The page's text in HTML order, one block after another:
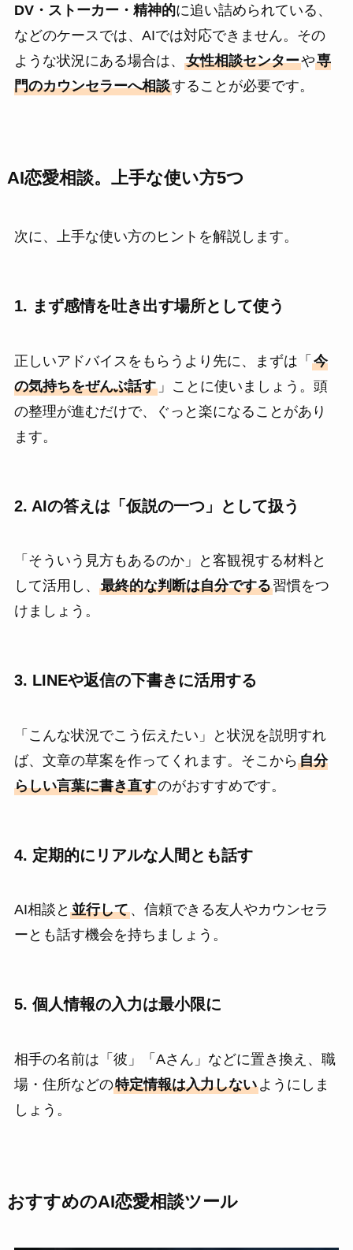
DV・ストーカー・精神的に追い詰められている、
などのケースでは、AIでは対応できません。その
ような状況にある場合は、 女性相談センターや専
門のカウンセラーへ相談することが必要です。
AI恋愛相談。上手な使い方5つ
次に、上手な使い方のヒントを解説します。
1. まず感情を吐き出す場所として使う
正しいアドバイスをもらうより先に、まずは「 今
の気持ちをぜんぶ話す」ことに使いましょう。頭
の整理が進むだけで、ぐっと楽になることがあり
ます。
2. AIの答えは「仮説の一つ」として扱う
「そういう見方もあるのか」と客観視する材料と
して活用し、 最終的な判断は自分でする習慣をつ
けましょう。
3. LINEや返信の下書きに活用する
「こんな状況でこう伝えたい」と状況を説明すれ
ば、文章の草案を作ってくれます。そこから 自分
らしい言葉に書き直すのがおすすめです。
4. 定期的にリアルな人間とも話す
AI相談と 並行して、信頼できる友人やカウンセラ
ーとも話す機会を持ちましょう。
5. 個人情報の入力は最小限に
相手の名前は「彼」「Aさん」などに置き換え、職
場・住所などの特定情報は入力しないようにしま
しょう。
おすすめのAI恋愛相談ツール